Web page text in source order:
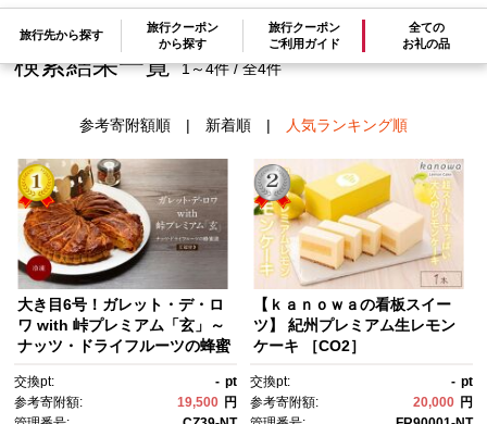
旅行先から探す
旅行クーポン
から探す
旅行クーポン
ご利用ガイド
全ての
お礼の品
検索結果一覧 1～4件 / 全4件
参考寄附額順| 新着順| 人気ランキング順
大き目6号！ガレット・デ・ロ
ワ with 峠プレミアム「玄」～
ナッツ・ドライフルーツの蜂蜜
交換pt: - pt
参考寄附額:
19,500 円
【ｋａｎｏｗａの看板スイー
ツ】 紀州プレミアム生レモン
ケーキ ［CO2］
交換pt: - pt
参考寄附額:
20,000 円